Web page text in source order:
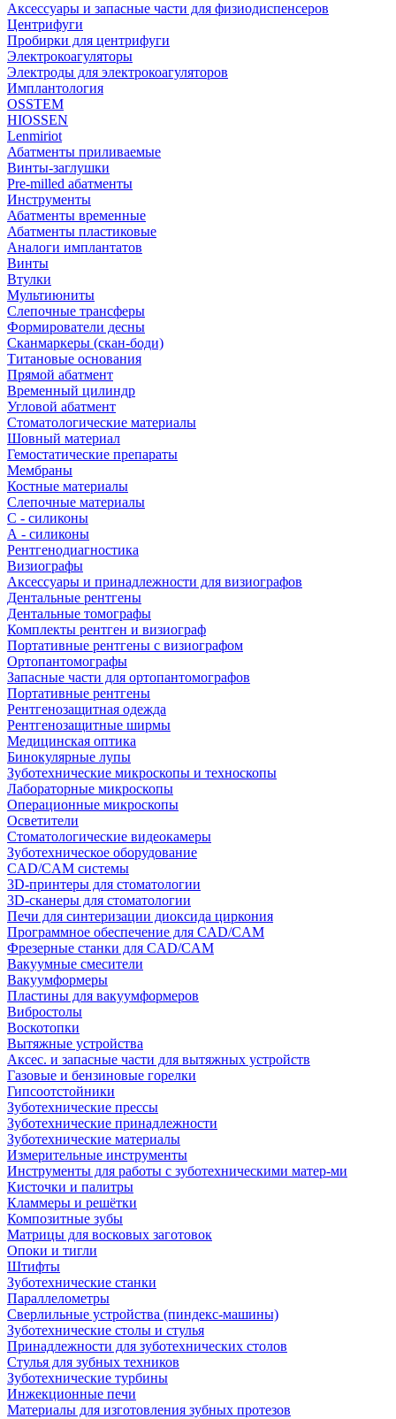
Аксессуары и запасные части для физиодиспенсеров
Центрифуги
Пробирки для центрифуги
Электрокоагуляторы
Электроды для электрокоагуляторов
Имплантология
OSSTEM
HIOSSEN
Lenmiriot
Абатменты приливаемые
Винты-заглушки
Pre-milled абатменты
Инструменты
Абатменты временные
Абатменты пластиковые
Аналоги имплантатов
Винты
Втулки
Мультиюниты
Слепочные трансферы
Формирователи десны
Сканмаркеры (скан-боди)
Титановые основания
Прямой абатмент
Временный цилиндр
Угловой абатмент
Стоматологические материалы
Шовный материал
Гемостатические препараты
Мембраны
Костные материалы
Слепочные материалы
C - силиконы
А - силиконы
Рентгенодиагностика
Визиографы
Аксессуары и принадлежности для визиографов
Дентальные рентгены
Дентальные томографы
Комплекты рентген и визиограф
Портативные рентгены с визиографом
Ортопантомографы
Запасные части для ортопантомографов
Портативные рентгены
Рентгенозащитная одежда
Рентгенозащитные ширмы
Медицинская оптика
Бинокулярные лупы
Зуботехнические микроскопы и техноскопы
Лабораторные микроскопы
Операционные микроскопы
Осветители
Стоматологические видеокамеры
Зуботехническое оборудование
CAD/CAM системы
3D-принтеры для стоматологии
3D-сканеры для стоматологии
Печи для синтеризации диоксида циркония
Программное обеспечение для CAD/CAM
Фрезерные станки для CAD/CAM
Вакуумные смесители
Вакуумформеры
Пластины для вакуумформеров
Вибростолы
Воскотопки
Вытяжные устройства
Аксес. и запасные части для вытяжных устройств
Газовые и бензиновые горелки
Гипсоотстойники
Зуботехнические прессы
Зуботехнические принадлежности
Зуботехнические материалы
Измерительные инструменты
Инструменты для работы с зуботехническими матер-ми
Кисточки и палитры
Кламмеры и решётки
Композитные зубы
Матрицы для восковых заготовок
Опоки и тигли
Штифты
Зуботехнические станки
Параллелометры
Сверлильные устройства (пиндекс-машины)
Зуботехнические столы и стулья
Принадлежности для зуботехнических столов
Стулья для зубных техников
Зуботехнические турбины
Инжекционные печи
Материалы для изготовления зубных протезов